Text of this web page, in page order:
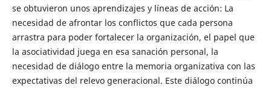
se obtuvieron unos aprendizajes y líneas de acción: La
necesidad de afrontar los conflictos que cada persona
arrastra para poder fortalecer la organización, el papel que
la asociatividad juega en esa sanación personal, la
necesidad de diálogo entre la memoria organizativa con las
expectativas del relevo generacional. Este diálogo continúa